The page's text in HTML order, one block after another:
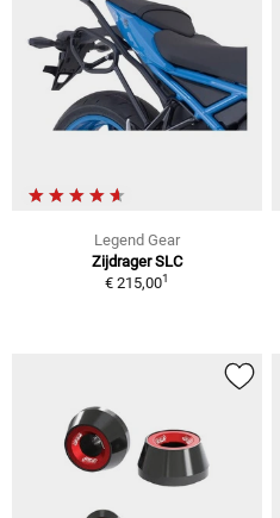
Legend Gear
Zijdrager SLC
€ 215,001